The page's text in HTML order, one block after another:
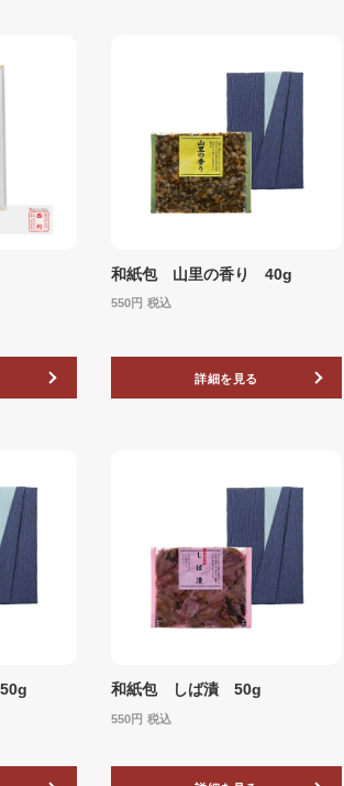
和紙包 山里の香り 40g
550 税込
詳細を見る
和紙包 しば漬 50g
550 税込